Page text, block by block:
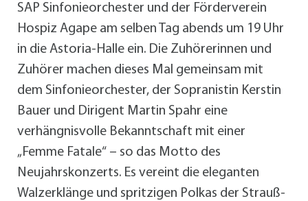
SAP Sinfonieorchester und der Förderverein
Hospiz Agape am selben Tag abends um 19 Uhr
in die Astoria-Halle ein. Die Zuhörerinnen und
Zuhörer machen dieses Mal gemeinsam mit
dem Sinfonieorchester, der Sopranistin Kerstin
Bauer und Dirigent Martin Spahr eine
verhängnisvolle Bekanntschaft mit einer
„Femme Fatale“ – so das Motto des
Neujahrskonzerts. Es vereint die eleganten
Walzerklänge und spritzigen Polkas der Strauß-